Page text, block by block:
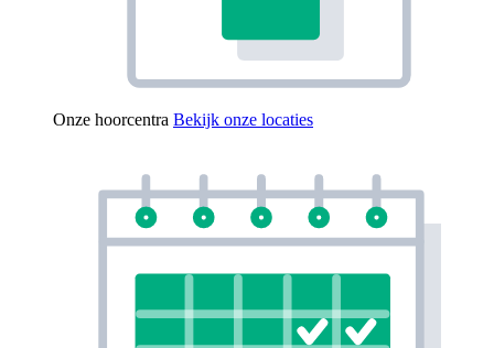
Onze hoorcentra Bekijk onze locaties